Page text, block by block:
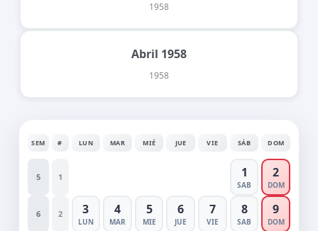
1958
Abril 1958
1958
SEM # LUN MAR MIÉ JUE VIE SÁB DOM
5 1 1
SAB
2
DOM
6 2 3
LUN
4
MAR
5
MIE
6
JUE
7
VIE
8
SAB
9
DOM